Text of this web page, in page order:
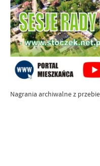
Nagrania archiwalne z